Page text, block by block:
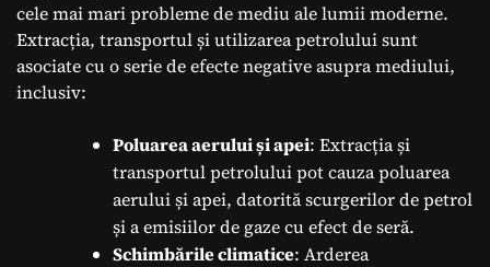
cele mai mari probleme de mediu ale lumii moderne.
Extracția, transportul și utilizarea petrolului sunt
asociate cu o serie de efecte negative asupra mediului,
inclusiv:
Poluarea aerului și apei: Extracția și
transportul petrolului pot cauza poluarea
aerului și apei, datorită scurgerilor de petrol
și a emisiilor de gaze cu efect de seră.
Schimbările climatice: Arderea